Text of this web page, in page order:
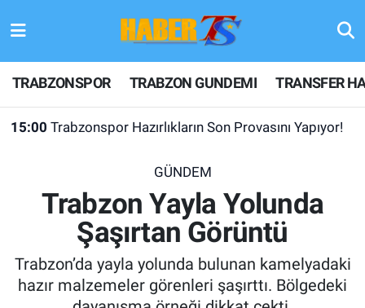
TRABZONSPOR TRABZON GUNDEMI TRANSFER
15:00 Trabzonspor Hazırlıkların Son Provasını Yapıyor!
GÜNDEM
Trabzon Yayla Yolunda
Şaşırtan Görüntü
Trabzon’da yayla yolunda bulunan kamelyadaki
hazır malzemeler görenleri şaşırttı. Bölgedeki
TRABZONSPOR
TRABZON GUNDEMI
KULİS MEYDANI
1461 TRABZON
Hava Durumu
Trafik Durumu
Son Dakika Haberleri
Haber Arşivi